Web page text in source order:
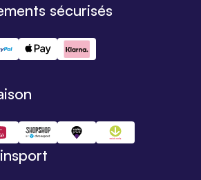
sécurisés